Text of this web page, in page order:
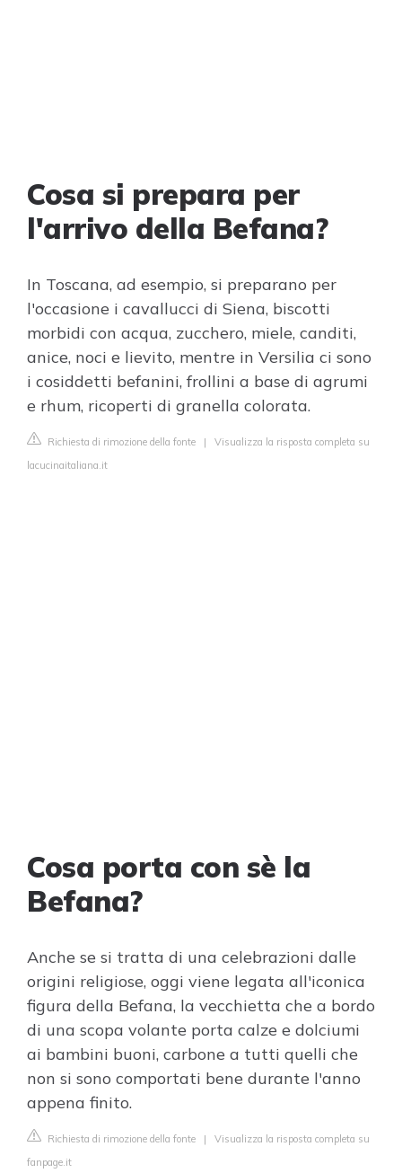
Cosa si prepara per
l'arrivo della Befana?
In Toscana, ad esempio, si preparano per
l'occasione i cavallucci di Siena, biscotti
morbidi con acqua, zucchero, miele, canditi,
anice, noci e lievito, mentre in Versilia ci sono
i cosiddetti befanini, frollini a base di agrumi
e rhum, ricoperti di granella colorata.
Richiesta di rimozione della fonte | Visualizza la risposta completa su
lacucinaitaliana.it
Cosa porta con sè la
Befana?
Anche se si tratta di una celebrazioni dalle
origini religiose, oggi viene legata all'iconica
figura della Befana, la vecchietta che a bordo
di una scopa volante porta calze e dolciumi
ai bambini buoni, carbone a tutti quelli che
non si sono comportati bene durante l'anno
appena finito.
Richiesta di rimozione della fonte | Visualizza la risposta completa su
fanpage.it